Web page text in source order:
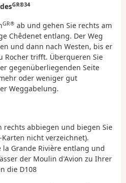
GR®34
GR® ab und gehen Sie rechts am
Chêdenet entlang. Der Weg
und dann nach Westen, bis er
Rocher trifft. Überqueren Sie
gegenüberliegenden Seite
oder weniger gut
Weggabelung.
rechts abbiegen und biegen Sie
nicht verzeichnet).
la Grande Rivière entlang und
der Moulin d'Avion zu Ihrer
die D108